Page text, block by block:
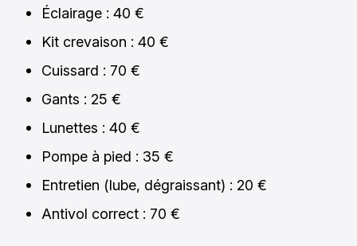
Éclairage : 40 €
Kit crevaison : 40 €
Cuissard : 70 €
Gants : 25 €
Lunettes : 40 €
Pompe à pied : 35 €
Entretien (lube, dégraissant) : 20 €
Antivol correct : 70 €